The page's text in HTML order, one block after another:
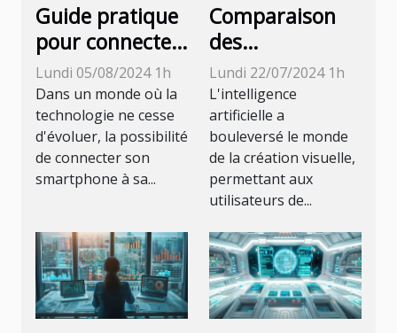
Guide pratique
pour connecter
son
smartphone à
la télévision
Lundi 05/08/2024 1h
Dans un monde où la
technologie ne cesse
d'évoluer, la possibilité
de connecter son
smartphone à sa...
Comparaison
des
fonctionnalités
des 5
principaux
générateurs
d'images basés
sur l'IA en 2024
Lundi 22/07/2024 1h
L'intelligence
artificielle a
bouleversé le monde
de la création visuelle,
permettant aux
utilisateurs de...